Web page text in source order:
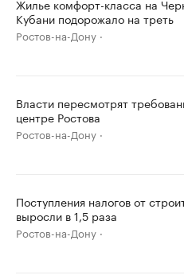
Жилье комфорт-класса на
Кубани подорожало на треть
Ростов-на-Дону
Власти пересмотрят
центре Ростова
Ростов-на-Дону
Поступления налогов от
выросли в 1,5 раза
Ростов-на-Дону